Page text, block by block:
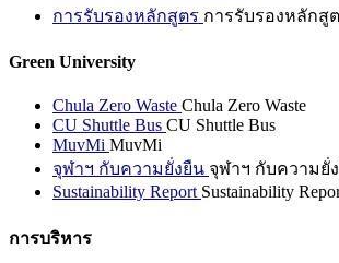
การรับรองหลักสูตร การรับรองหลักสู
Green University
Chula Zero Waste Chula Zero Waste
CU Shuttle Bus CU Shuttle Bus
MuvMi MuvMi
จุฬาฯ กับความยั่งยืน จุฬาฯ กับความยั่
Sustainability Report Sustainability
การบริหาร